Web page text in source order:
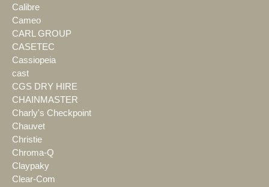
Calibre
Cameo
CARL GROUP
CASETEC
Cassiopeia
cast
CGS DRY HIRE
CHAINMASTER
Charly's Checkpoint
Chauvet
Christie
Chroma-Q
Claypaky
Clear-Com